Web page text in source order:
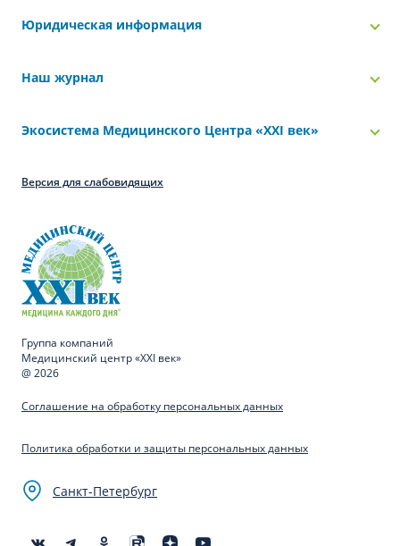
Юридическая информация
Наш журнал
Экосистема Медицинского Центра «‎XXI век»
Версия для слабовидящих
Группа компаний
Медицинский центр «XXI век»
@ 2026
Соглашение на обработку персональных данных
Политика обработки и защиты персональных данных
Санкт-Петербург